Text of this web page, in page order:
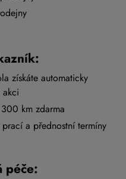
získáte automaticky
km zdarma
prací a přednostní termíny
péče: